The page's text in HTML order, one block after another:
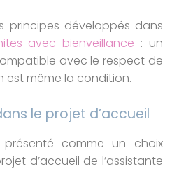
principes développés dans
avec bienveillance : un
avec le respect de
est même la condition.
le projet d’accueil
comme un choix
d’accueil de l’assistante